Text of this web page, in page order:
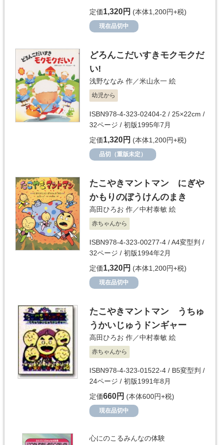
定価1,320円 (本体1,200円+税)
現在品切中
どろんこだいすきモクモクだ
い!
浅野ななみ 作／米山永一 絵
幼児から
ISBN978-4-323-02404-2 / 25×22cm /
32ページ / 初版1995年7月
定価1,320円 (本体1,200円+税)
品切（重版未定）
たこやきマントマン にぎや
かもりのぼうけんのまき
高田ひろお 作／中村泰敏 絵
赤ちゃんから
ISBN978-4-323-00277-4 / A4変型判 /
32ページ / 初版1994年2月
定価1,320円 (本体1,200円+税)
現在品切中
たこやきマントマン うちゅ
うかいじゅうドンギャー
高田ひろお 作／中村泰敏 絵
赤ちゃんから
ISBN978-4-323-01522-4 / B5変型判 /
24ページ / 初版1991年8月
定価660円 (本体600円+税)
現在品切中
心にのこるみんなの体験